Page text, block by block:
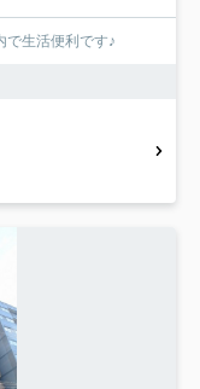
で生活便利です♪